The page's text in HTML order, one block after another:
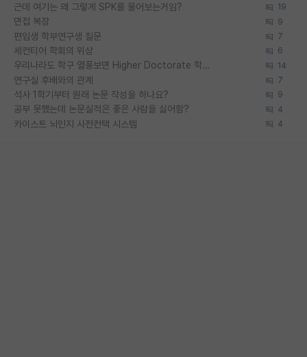
근데 여기는 왜 그렇게 SPK를 물어보는거임? 19
면접 복장 9
편입생 학부연구생 질문 7
세컨티어 학회의 위상 6
우리나라도 학구 열풍보면 Higher Doctorate 학위가 필요하다고 봅니다. 14
연구실 후배와의 관계 7
석사 1학기부터 원래 논문 작성을 하나요? 9
공부 못했는데 논문실적은 좋은 사람을 싫어함? 4
카이스트 뇌인지 사전컨택 시스템 4